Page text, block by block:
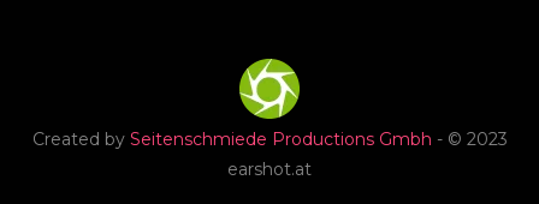
Created by Seitenschmiede Productions Gmbh - © 2023
earshot.at